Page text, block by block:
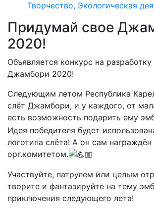
Творчество, Экологическая
Придумай свое
2020!
Объявляется конкурс на
Джамбори 2020!
Следующим летом Республика
слёт Джамбори, и у каждого, от
есть возможность подарить ему
Идея победителя будет
логотипа слёта! А он сам награждён
орг.комитетом.
Участвуйте, патрулем или целым
творите и фантазируйте на тему
приключения следующего лета!